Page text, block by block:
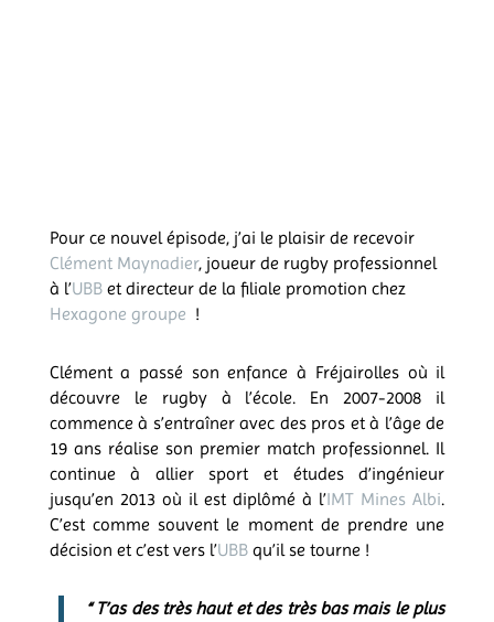
Pour ce nouvel épisode, j’ai le plaisir de recevoir
Clément Maynadier, joueur de rugby professionnel
à l’UBBet directeur de la filiale promotion chez
Hexagone groupe !
Clément a passé son enfance à Fréjairolles où il
découvre le rugby à l’école. En 2007-2008 il
commence à s’entraîner avec des pros et à l’âge de
19 ans réalise son premier match professionnel. Il
continue à allier sport et études d’ingénieur
jusqu’en 2013 où il est diplômé à l’IMT Mines Albi.
C’est comme souvent le moment de prendre une
décision et c’est vers l’UBBqu’il se tourne !
“ T’as des très haut et des très bas mais le plus